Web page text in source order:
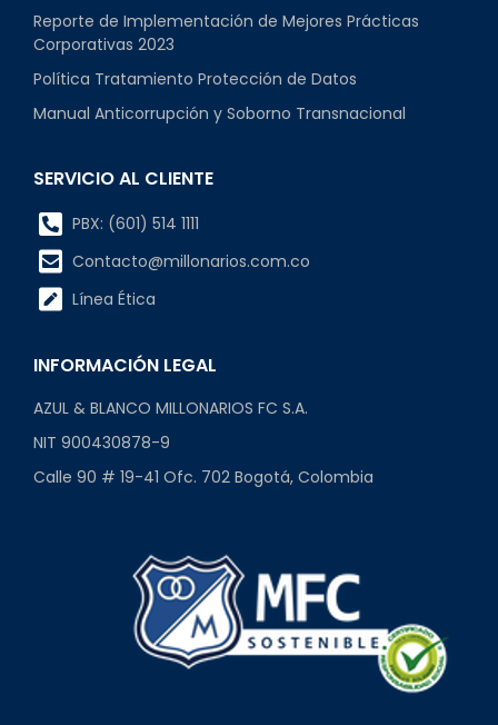
Reporte de Implementación de Mejores Prácticas
Corporativas 2023
Política Tratamiento Protección de Datos
Manual Anticorrupción y Soborno Transnacional
SERVICIO AL CLIENTE
PBX: (601) 514 1111
Contacto@millonarios.com.co
Línea Ética
INFORMACIÓN LEGAL
AZUL & BLANCO MILLONARIOS FC S.A.
NIT 900430878-9
Calle 90 # 19-41 Ofc. 702 Bogotá, Colombia